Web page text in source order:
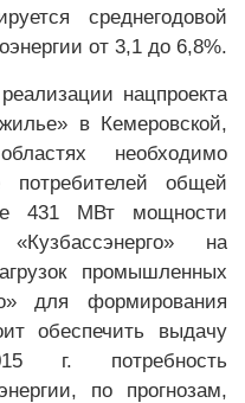
среднегодовой
от 3,1 до 6,8%.
нацпроекта
в Кемеровской,
необходимо
потребителей общей
431 МВт мощности
на
промышленных
для формирования
обеспечить выдачу
г. потребность
по прогнозам,